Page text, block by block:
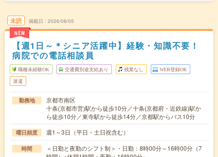
未読
NEW
掲載日 2026/08/05
【週1日～＊シニア活躍中】経験・知識不要！
病院での電話相談員
職種未経験OK 交通費別途支給あり 残業なし WEB登録OK
派遣
勤務地
京都市南区
十条(京都市営)駅から徒歩10分／十条(京都府・近鉄線)駅か
ら徒歩10分／東寺駅から徒歩14分／京都駅からバス10分
曜日頻度 週1～3日（平日・土日祝含む）
時間
＜日勤と夜勤のシフト制＞・日勤：8時00分～16時00分（7